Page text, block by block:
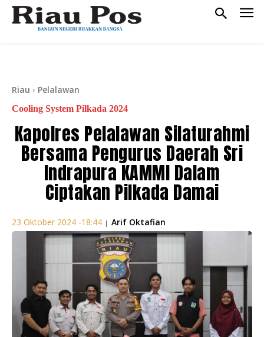
Riau Pelalawan
Cooling System Pilkada 2024
Kapolres Pelalawan Silaturahmi
Bersama Pengurus Daerah Sri
Indrapura KAMMI Dalam
Ciptakan Pilkada Damai
23 Oktober 2024 -18:44 | Arif Oktafian